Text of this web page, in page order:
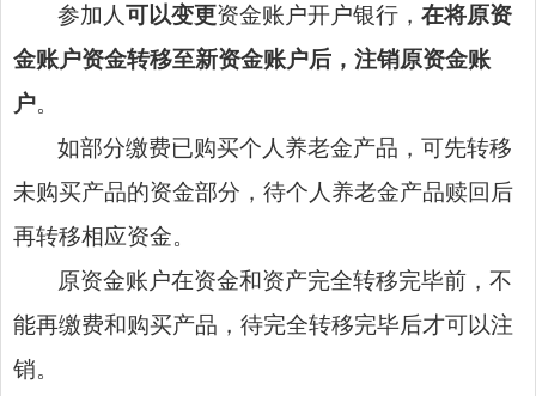
参加人可以变更资金账户开户银行，在将原资
金账户资金转移至新资金账户后，注销原资金账
户。
如部分缴费已购买个人养老金产品，可先转移
未购买产品的资金部分，待个人养老金产品赎回后
再转移相应资金。
原资金账户在资金和资产完全转移完毕前，不
能再缴费和购买产品，待完全转移完毕后才可以注
销。